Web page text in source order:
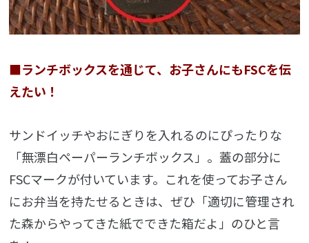
■ランチボックスを通じて、お子さんにもFSCを伝
えたい！
サンドイッチやおにぎりを入れるのにぴったりな
「無漂白ペーパーランチボックス」。蓋の部分に
FSCマークが付いています。これを使ってお子さん
にお弁当を持たせるときは、ぜひ「適切に管理され
た森からやってきた紙でできた箱だよ」のひと言